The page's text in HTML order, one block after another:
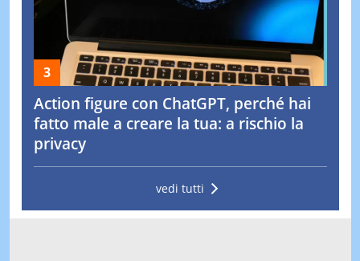
Action figure con ChatGPT, perché hai
fatto male a creare la tua: a rischio la
privacy
vedi tutti